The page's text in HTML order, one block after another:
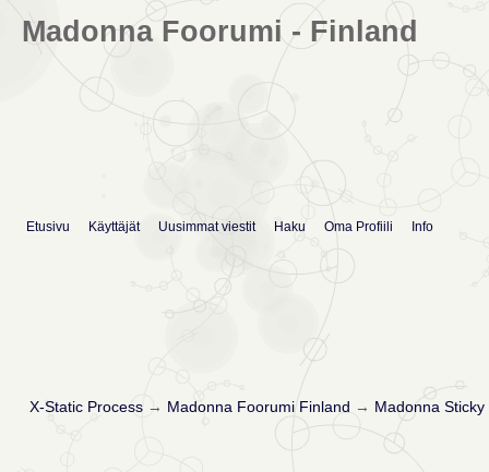
Madonna Foorumi - Finland
Etusivu Käyttäjät Uusimmat viestit Haku Oma Profiili Info
X-Static Process→ Madonna Foorumi Finland → Madonna